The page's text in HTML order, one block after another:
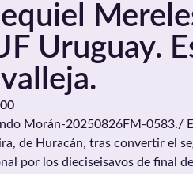
Uruguay.
Morán-20250826FM-0583./
de Huracán, tras convertir el
por los dieciseisavos de final